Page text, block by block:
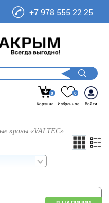
+7 978 555 22 25
0
Корзина
0
Избранное
Войти
краны «VALTEC»